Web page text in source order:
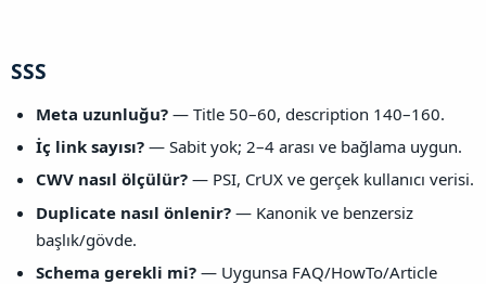
SSS​
Meta uzunluğu? — Title 50–60, description 140–160.
İç link sayısı? — Sabit yok; 2–4 arası ve bağlama uygun.
CWV nasıl ölçülür? — PSI, CrUX ve gerçek kullanıcı verisi.
Duplicate nasıl önlenir? — Kanonik ve benzersiz
başlık/gövde.
Schema gerekli mi? — Uygunsa FAQ/HowTo/Article